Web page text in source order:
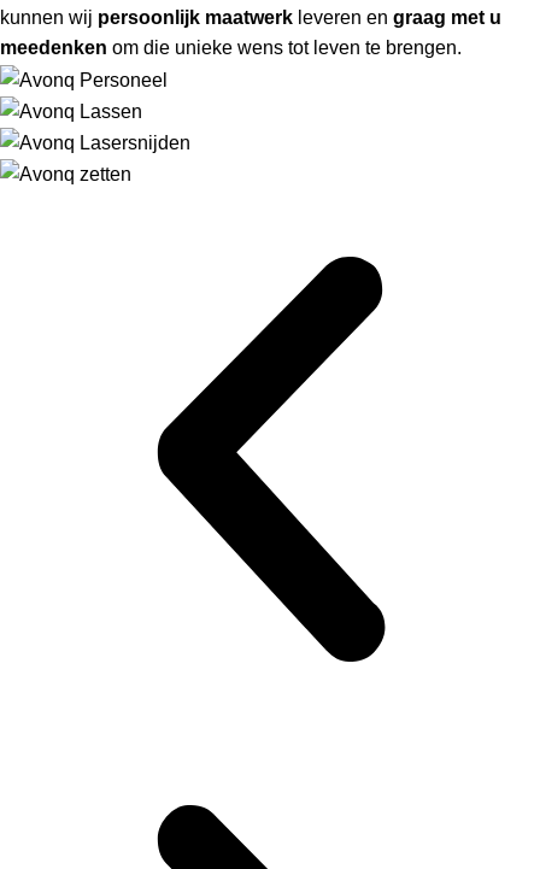
kunnen wij persoonlijk maatwerk leveren en graag met u
meedenken om die unieke wens tot leven te brengen.